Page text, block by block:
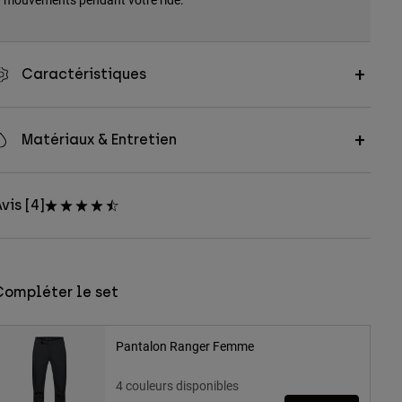
Caractéristiques
Matériaux & Entretien
[4]
le set
Pantalon Ranger Femme
4 couleurs disponibles